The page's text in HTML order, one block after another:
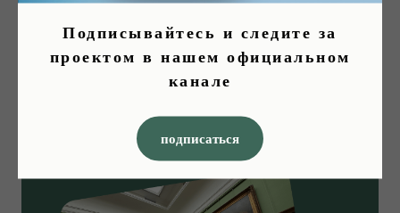
Подписывайтесь и следите за
проектом в нашем официальном
канале
подписаться
личностей и лидеров и определение
обстоятельств сопутствующих либо
препятствующих успеху.